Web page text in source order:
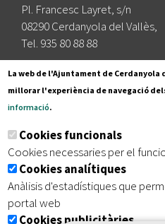
Pl. Francesc Layret, s/n
08290 Cerdanyola del Vallès,
Tel. 935 80 88 88
Segueix-nos a:
Subscriu-te al nostre
Inici | Avís legal |
| Accessibilitat
La web de l'Ajuntament de
millorar l'experiència de navegació
informació.
Cookies funcionals
Cookies necessaries per el
Cookies analítiques
Anàlisis d'estadístiques que
portal web
Cookies publicitàries